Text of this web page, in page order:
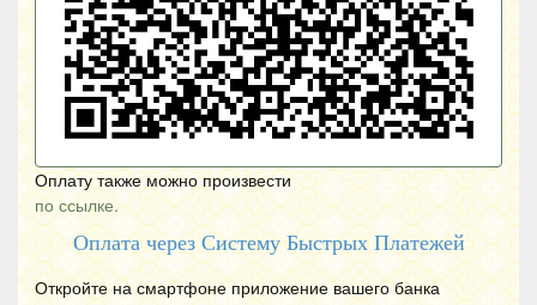
Оплату также можно произвести
по ссылке.
Оплата через Систему Быстрых Платежей
Откройте на смартфоне приложение вашего банка